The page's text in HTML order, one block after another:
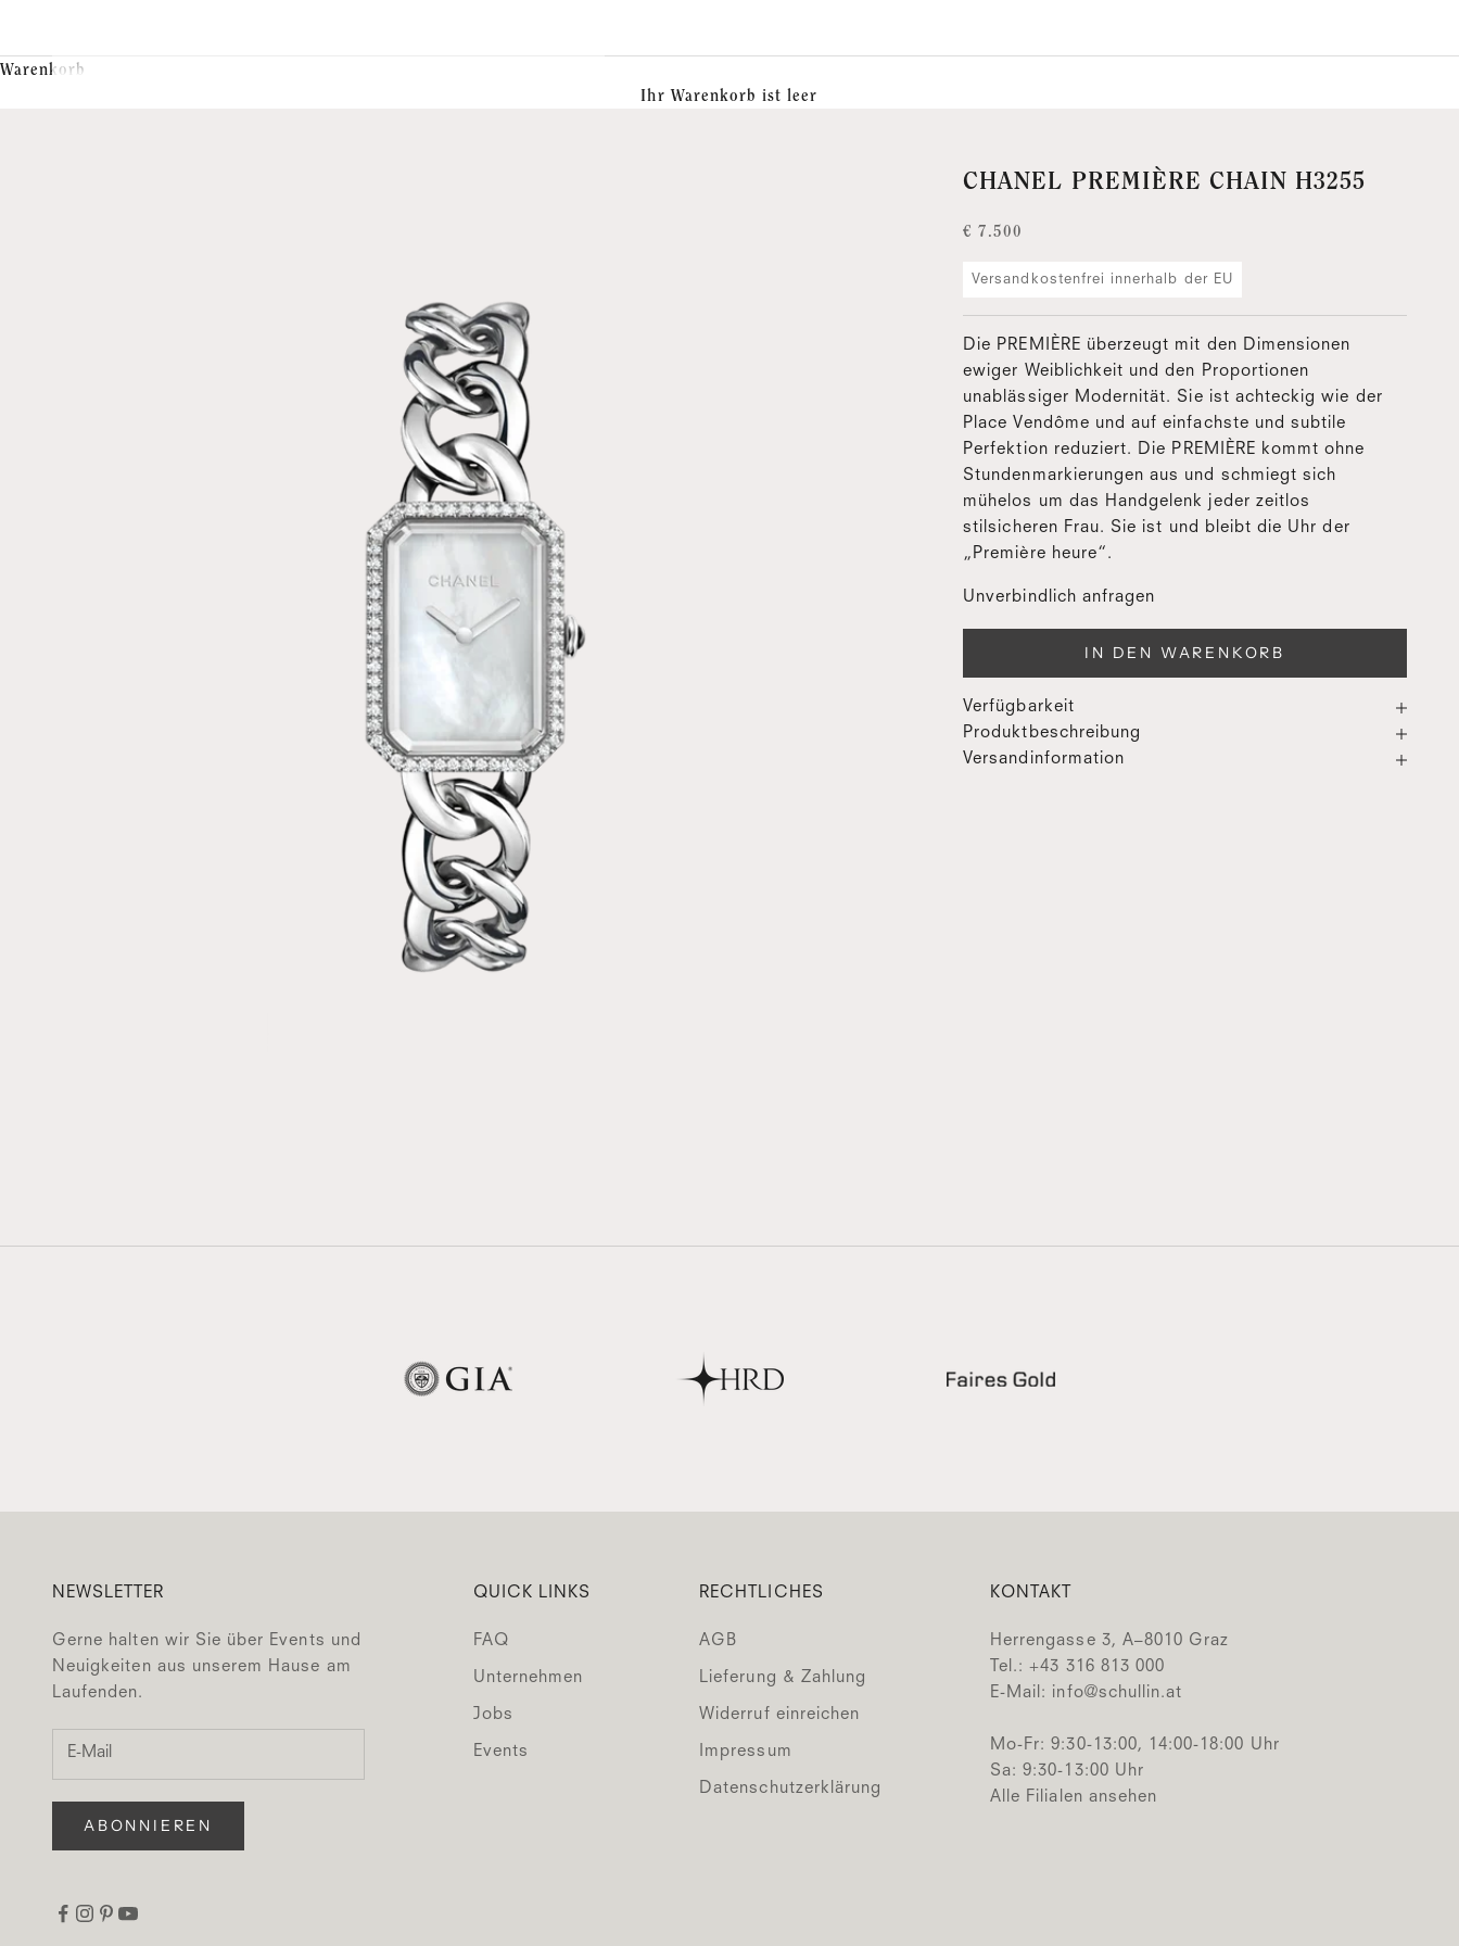
Warenkorb
Ihr Warenkorb ist leer
CHANEL PREMIÈRE CHAIN H3255
Angebot
€ 7.500
Versandkostenfrei innerhalb der EU
Die PREMIÈRE überzeugt mit den Dimensionen
ewiger Weiblichkeit und den Proportionen
unablässiger Modernität. Sie ist achteckig wie der
Place Vendôme und auf einfachste und subtile
Perfektion reduziert. Die PREMIÈRE kommt ohne
Stundenmarkierungen aus und schmiegt sich
mühelos um das Handgelenk jeder zeitlos
stilsicheren Frau. Sie ist und bleibt die Uhr der
„Première heure“.
Unverbindlich anfragen
IN DEN WARENKORB
Verfügbarkeit
Produktbeschreibung
Versandinformation
NEWSLETTER
Gerne halten wir Sie über Events und
Neuigkeiten aus unserem Hause am
Laufenden.
ABONNIEREN
QUICK LINKS
FAQ
Unternehmen
Jobs
Events
RECHTLICHES
AGB
Lieferung & Zahlung
Widerruf einreichen
Impressum
Datenschutzerklärung
KONTAKT
Herrengasse 3, A–8010 Graz
Tel.: +43 316 813 000
E-Mail: info@schullin.at
Mo-Fr: 9:30-13:00, 14:00-18:00 Uhr
Sa: 9:30-13:00 Uhr
Alle Filialen ansehen